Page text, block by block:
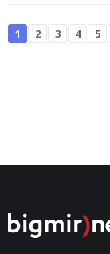
1 2 3 4 5